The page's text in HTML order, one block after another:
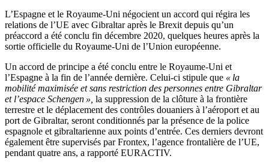
L’Espagne et le Royaume-Uni négocient un accord qui régira les
relations de l’UE avec Gibraltar après le Brexit depuis qu’un
préaccord a été conclu fin décembre 2020, quelques heures après la
sortie officielle du Royaume-Uni de l’Union européenne.
Un accord de principe a été conclu entre le Royaume-Uni et
l’Espagne à la fin de l’année dernière. Celui-ci stipule que « la
mobilité maximisée et sans restriction des personnes entre Gibraltar
et l’espace Schengen », la suppression de la clôture à la frontière
terrestre et le déplacement des contrôles douaniers à l’aéroport et au
port de Gibraltar, seront conditionnés par la présence de la police
espagnole et gibraltarienne aux points d’entrée. Ces derniers devront
également être supervisés par Frontex, l’agence frontalière de l’UE,
pendant quatre ans, a rapporté EURACTIV.